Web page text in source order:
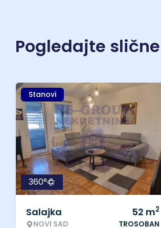
Pogledajte
Stanovi
360°
Salajka
NOVI SAD
52 m2
TROSOBAN